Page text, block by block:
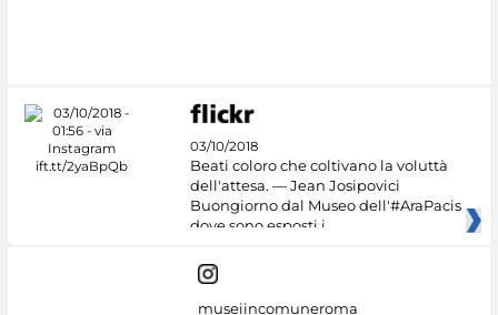
03/10/2018
Beati coloro che coltivano la voluttà
dell'attesa. — Jean Josipovici
Buongiorno dal Museo dell'#AraPacis
dove sono esposti i
museiincomuneroma